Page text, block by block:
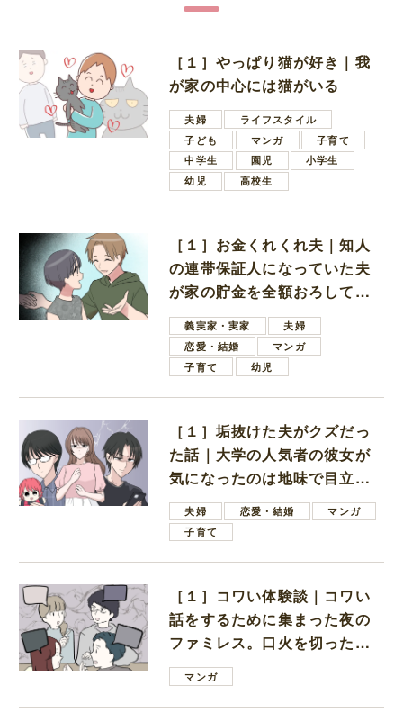
［１］やっぱり猫が好き｜我
が家の中心には猫がいる
夫婦
ライフスタイル
子ども
マンガ
子育て
中学生
園児
小学生
幼児
高校生
［１］お金くれくれ夫｜知人
の連帯保証人になっていた夫
が家の貯金を全額おろしてほ
しいと言ってきた
義実家・実家
夫婦
恋愛・結婚
マンガ
子育て
幼児
［１］垢抜けた夫がクズだっ
た話｜大学の人気者の彼女が
気になったのは地味で目立た
ない男子学生
夫婦 恋愛・結婚
マンガ
子育て
［１］コワい体験談｜コワい
話をするために集まった夜の
ファミレス。口火を切ったの
は電車好きの男の子ママ
マンガ